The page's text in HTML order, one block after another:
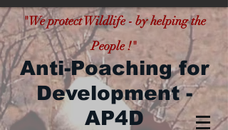
"We protect Wildlife - by helping the
People !"
Anti-Poaching for
Development -
AP4D